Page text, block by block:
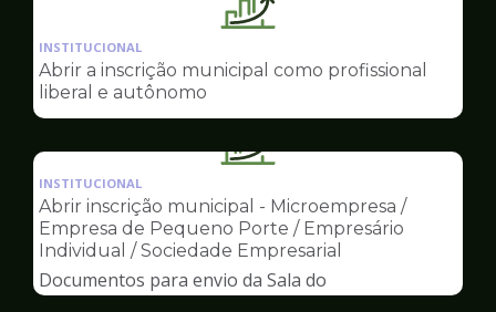
Ilustração
pagina
Sala
Empreendedor
INSTITUCIONAL
Abrir a inscrição municipal como profissional
liberal e autônomo
Ilustração
pagina
de
Sala
do
Empreendedor
INSTITUCIONAL
Abrir inscrição municipal - Microempresa /
Empresa de Pequeno Porte / Empresário
Individual / Sociedade Empresarial
Documentos para envio da Sala do